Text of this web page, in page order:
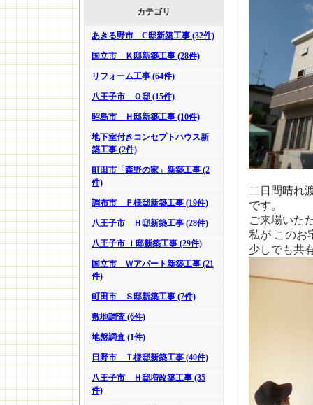
カテゴリ
あきる野市 C邸新築工事 (32件)
国立市 Ｋ邸新築工事 (28件)
リフォーム工事 (64件)
八王子市 Ｏ邸 (15件)
昭島市 Ｈ邸新築工事 (10件)
地下室付きコンセプトハウス新
築工事 (2件)
町田市「森野の家」新築工事 (2
件)
調布市 Ｆ様邸新築工事 (19件)
八王子市 Ｈ邸新築工事 (28件)
八王子市 Ｉ邸新築工事 (29件)
国立市 Ｗアパート新築工事 (21
件)
町田市 Ｓ邸新築工事 (7件)
敷地調査 (6件)
地盤調査 (1件)
日野市 Ｔ様邸新築工事 (40件)
八王子市 Ｈ邸増改築工事 (35
件)
二日間晴れ
です。
ご来場いた
私が このお
少しでも共